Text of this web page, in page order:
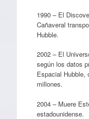
1990 – El
Cañaveral
Hubble.
2002 – El
según los datos
Espacial Hubble,
millones.
2004 – Muere
estadounidense.